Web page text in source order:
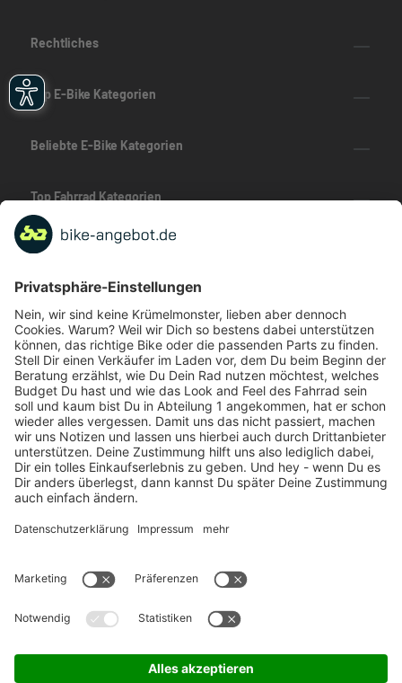
Rechtliches
Top E-Bike Kategorien
Beliebte E-Bike Kategorien
Top Fahrrad Kategorien
Beliebte Fahrrad-Kategorien
Marken-Highlights
TOP-Marken
ZAHLUNGSARTEN / RATENKAUF
FÜR ARBEITGEBER & ARBEITNEHMER